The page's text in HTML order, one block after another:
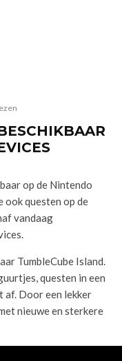
op de Nintendo
ook questen op de
vandaag
TumbleCube Island.
questen in een
af. Door een lekker
nieuwe en sterkere